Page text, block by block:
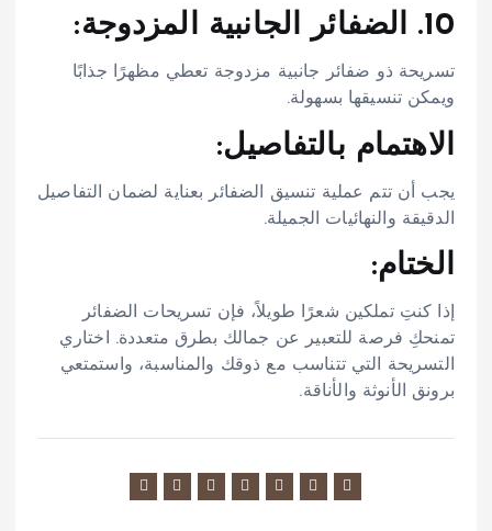
10. الضفائر الجانبية المزدوجة:
تسريحة ذو ضفائر جانبية مزدوجة تعطي مظهرًا جذابًا
ويمكن تنسيقها بسهولة.
الاهتمام بالتفاصيل:
يجب أن تتم عملية تنسيق الضفائر بعناية لضمان التفاصيل
الدقيقة والنهائيات الجميلة.
الختام:
إذا كنتِ تملكين شعرًا طويلاً، فإن تسريحات الضفائر
تمنحكِ فرصة للتعبير عن جمالك بطرق متعددة. اختاري
التسريحة التي تتناسب مع ذوقك والمناسبة، واستمتعي
برونق الأنوثة والأناقة.